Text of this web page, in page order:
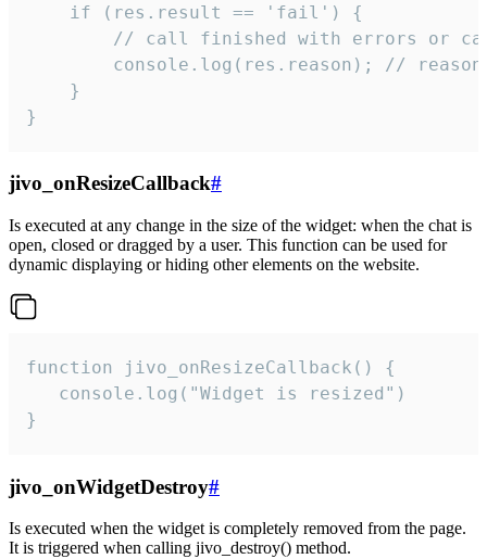
    if (res.result == 'fail') {
// call finished with errors or
console.log(res.reason); //
    }
}
jivo_onResizeCallback#
Is executed at any change in the size of the widget: when the chat is
open, closed or dragged by a user. This function can be used for
dynamic displaying or hiding other elements on the website.
function jivo_onResizeCallback() {
   console.log("Widget is resized")
}
jivo_onWidgetDestroy#
Is executed when the widget is completely removed from the page.
It is triggered when calling jivo_destroy() method.